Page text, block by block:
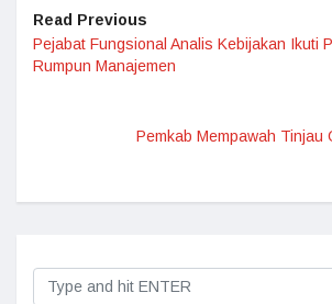
Read Previous
Pejabat Fungsional Analis Kebijakan Ikuti
Rumpun Manajemen
Pemkab Mempawah Tinjau